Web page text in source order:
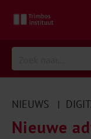
NIEUWS |
Nieuwe